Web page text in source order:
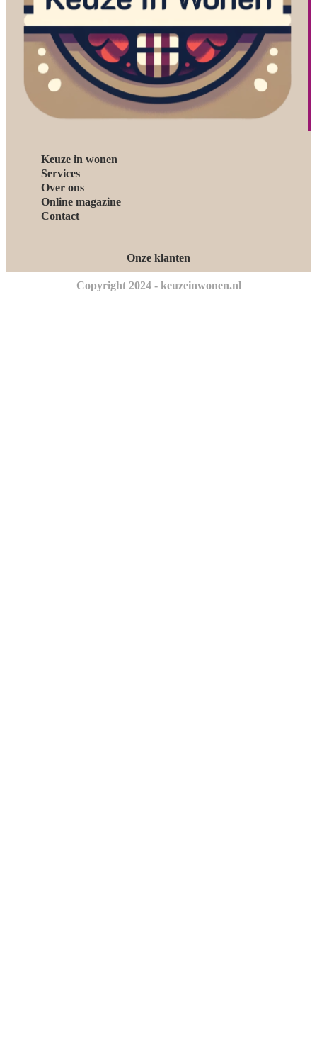
Keuze in wonen
Services
Over ons
Online magazine
Contact
Onze klanten
Copyright 2024 - keuzeinwonen.nl